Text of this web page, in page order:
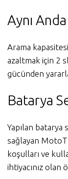
Aynı
Arama
azaltmak için 2
gücünden
Batarya
Yapılan batarya
sağlayan
koşulları ve
ihtiyacınız olan